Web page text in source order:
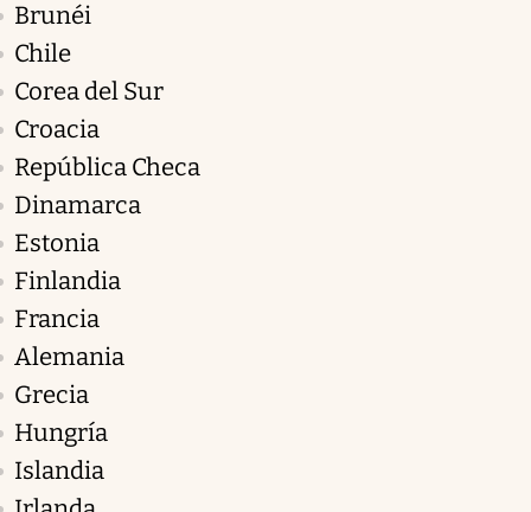
Brunéi
Chile
Corea del Sur
Croacia
República Checa
Dinamarca
Estonia
Finlandia
Francia
Alemania
Grecia
Hungría
Islandia